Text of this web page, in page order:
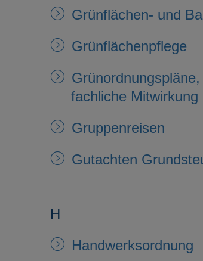
Grünflächen- und
Grünflächenpflege
fachliche
Gruppenreisen
Gutachten
H
Handwerksordnung